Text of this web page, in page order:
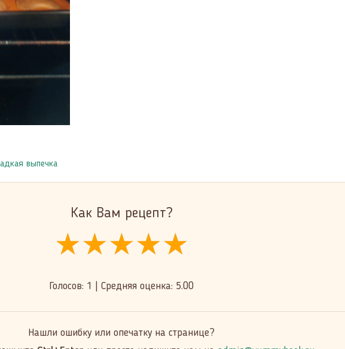
выпечка
Как Вам рецепт?
★★★★★
★★★★★
★★★★★
Голосов: 1 Средняя оценка: 5.00
Нашли ошибку или опечатку на странице?